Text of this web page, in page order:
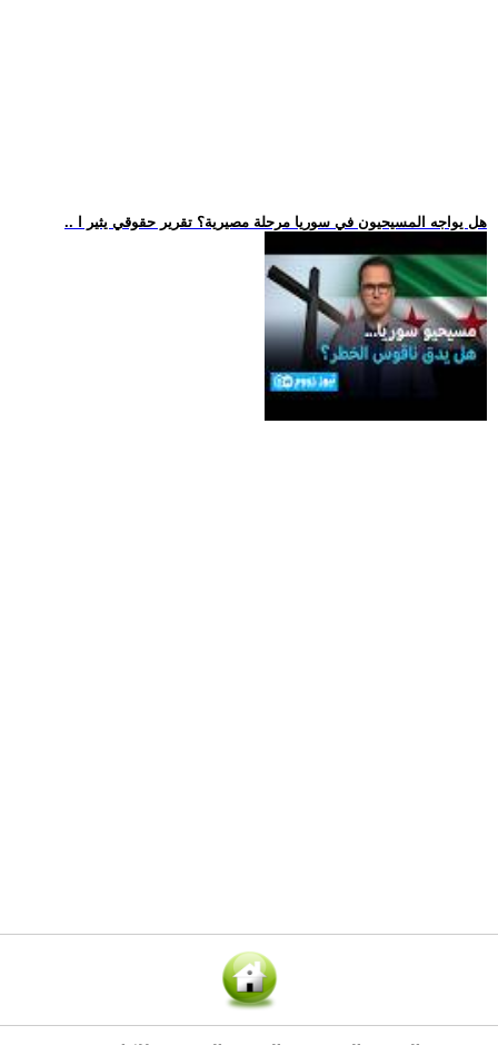
.. هل يواجه المسيحيون في سوريا مرحلة مصيرية؟ تقرير حقوقي يثير ا